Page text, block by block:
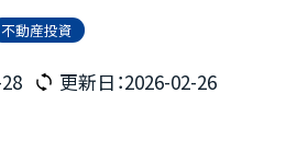
物件一覧
不動産投資
更新日：2026-02-26